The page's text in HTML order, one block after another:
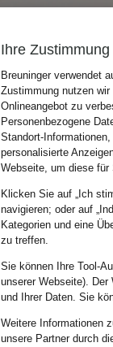
Ihre
Breuninger verwendet
Zustimmung nutzen
Onlineangebot zu
Personenbezogene
Standort-
personalisierte
Webseite, um diese für
Klicken Sie auf „Ich
navigieren; oder auf
Kategorien und eine
zu treffen.
Sie können Ihre Tool-
unserer Webseite). Der
und Ihrer Daten. Sie
Weitere Informationen
unsere Partner durch